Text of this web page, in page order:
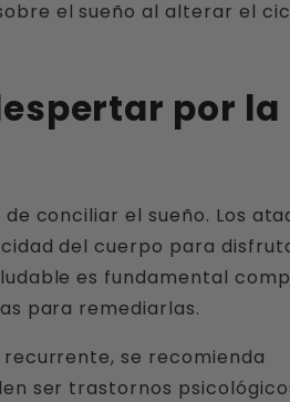
el sueño al alterar el
por la
conciliar el sueño. Los
del cuerpo para
es fundamental
para remediarlas.
se recomienda
ser trastornos